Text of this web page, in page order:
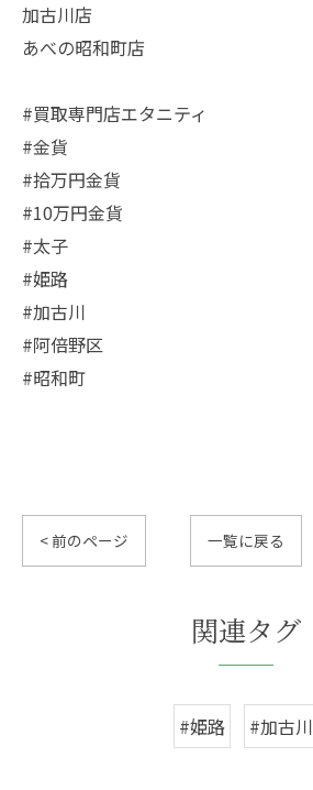
加古川店
あべの昭和町店
#買取専門店エタニティ
#金貨
#拾万円金貨
#10万円金貨
#太子
#姫路
#加古川
#阿倍野区
#昭和町
< 前のページ 一覧に戻る
関連タグ
#姫路 #加古川